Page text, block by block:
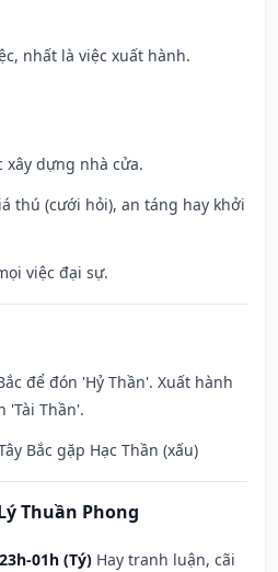
nhất là việc xuất hành.
xây dựng nhà cửa.
thú (cưới hỏi), an táng hay khởi
việc đại sự.
để đón 'Hỷ Thần'. Xuất hành
'Tài Thần'.
Bắc gặp Hạc Thần (xấu)
Thuần Phong
01h (Tý) Hay tranh luận, cãi